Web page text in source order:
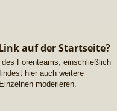
auf der Startseite?
Forenteams, einschließlich
hier auch weitere
moderieren.